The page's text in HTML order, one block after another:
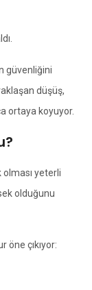
güvenliğini
düşüş,
ortaya koyuyor.
olması yeterli
olduğunu
öne çıkıyor: